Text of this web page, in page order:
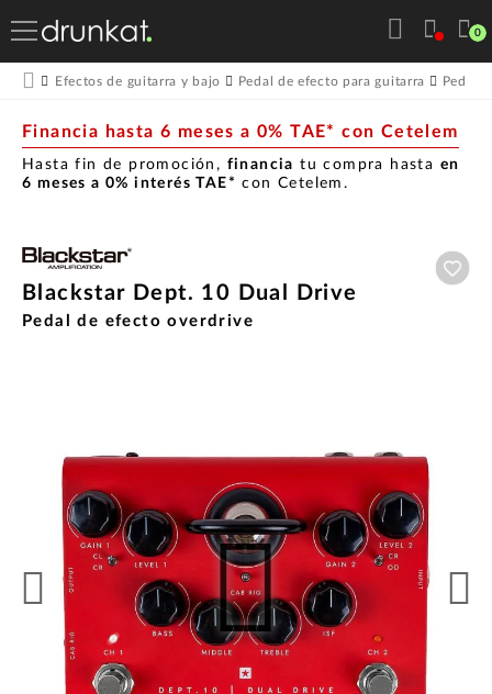
0
Efectos de guitarra y bajo Pedal de efecto para guitarra
Financia hasta 6 meses a 0% TAE* con Cetelem
Hasta fin de promoción, financia tu compra hasta en
6 meses a 0% interés TAE* con Cetelem.
Blackstar Dept. 10 Dual Drive
Pedal de efecto overdrive